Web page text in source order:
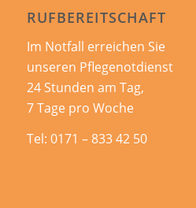
RUFBEREITSCHAFT
Im Notfall erreichen Sie
unseren Pflegenotdienst
24 Stunden am Tag,
7 Tage pro Woche
Tel: 0171 – 833 42 50